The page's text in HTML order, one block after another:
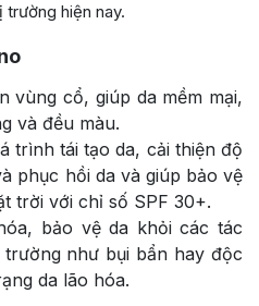
hiện nay.
vùng cổ, giúp da mềm mại,
và đều màu.
trình tái tạo da, cải thiện độ
phục hồi da và giúp bảo vệ
trời với chỉ số SPF 30+.
bảo vệ da khỏi các tác
như bụi bẩn hay độc
da lão hóa.